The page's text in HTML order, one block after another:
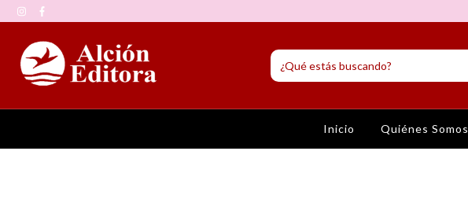
Inicio Quiénes Somos